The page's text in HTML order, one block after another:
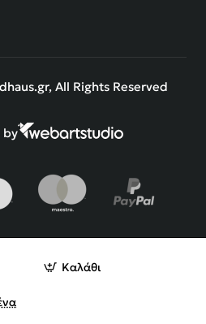
Καλάθι
All Rights Reserved
by